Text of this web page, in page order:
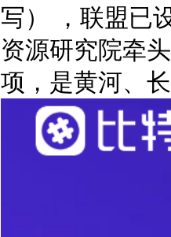
写） ，联盟已
资源研究院牵
项，是黄河、